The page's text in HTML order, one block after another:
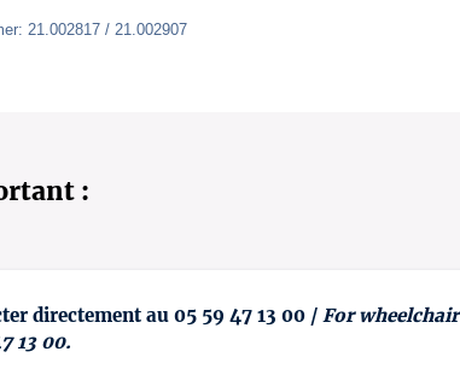
21.002817 / 21.002907
:
directement au 05 59 47 13 00 / For wheelchair
13 00.